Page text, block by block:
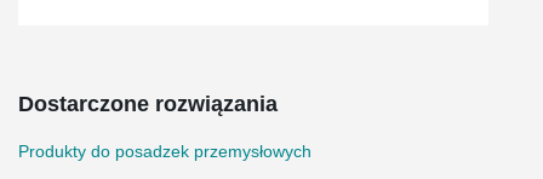
Dostarczone rozwiązania
Produkty do posadzek przemysłowych